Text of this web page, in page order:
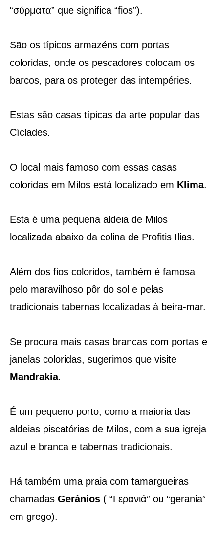
“σύρματα” que significa “fios”).
São os típicos armazéns com portas
coloridas, onde os pescadores colocam os
barcos, para os proteger das intempéries.
Estas são casas típicas da arte popular das
Cíclades.
O local mais famoso com essas casas
coloridas em Milos está localizado em Klima.
Esta é uma pequena aldeia de Milos
localizada abaixo da colina de Profitis Ilias.
Além dos fios coloridos, também é famosa
pelo maravilhoso pôr do sol e pelas
tradicionais tabernas localizadas à beira-mar.
Se procura mais casas brancas com portas e
janelas coloridas, sugerimos que visite
Mandrakia.
É um pequeno porto, como a maioria das
aldeias piscatórias de Milos, com a sua igreja
azul e branca e tabernas tradicionais.
Há também uma praia com tamargueiras
chamadas Gerânios ( “Γερανιά” ou “gerania”
em grego).